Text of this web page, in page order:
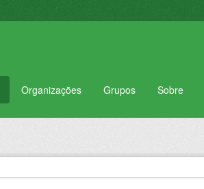
Organizações Grupos Sobre